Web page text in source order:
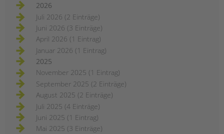
2026
Juli 2026 (2 Einträge)
Juni 2026 (3 Einträge)
April 2026 (1 Eintrag)
Januar 2026 (1 Eintrag)
2025
November 2025 (1 Eintrag)
September 2025 (2 Einträge)
August 2025 (2 Einträge)
Juli 2025 (4 Einträge)
Juni 2025 (1 Eintrag)
Mai 2025 (3 Einträge)